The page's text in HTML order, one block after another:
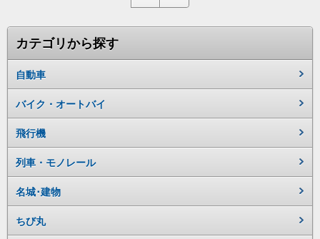
カテゴリから探す
自動車
バイク・オートバイ
飛行機
列車・モノレール
名城･建物
ちび丸